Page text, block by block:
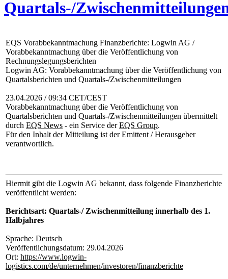
Quartals-/
EQS Vorabbekanntmachung Finanzberichte: Logwin AG /
Vorabbekanntmachung über die Veröffentlichung von
Rechnungslegungsberichten
Logwin AG: Vorabbekanntmachung über die Veröffentlichung von
Quartalsberichten und Quartals-/Zwischenmitteilungen
23.04.2026 / 09:34 CET/CEST
Vorabbekanntmachung über die Veröffentlichung von
Quartalsberichten und Quartals-/Zwischenmitteilungen übermittelt
durch EQS News - ein Service derEQS Group.
Für den Inhalt der Mitteilung ist der Emittent / Herausgeber
verantwortlich.
Hiermit gibt die Logwin AG bekannt, dass folgende Finanzberichte
veröffentlicht werden:
Berichtsart: Quartals-/ Zwischenmitteilung innerhalb des 1.
Halbjahres
Sprache: Deutsch
Veröffentlichungsdatum: 29.04.2026
Ort: https://www.logwin-
logistics.com/de/unternehmen/investoren/finanzberichte